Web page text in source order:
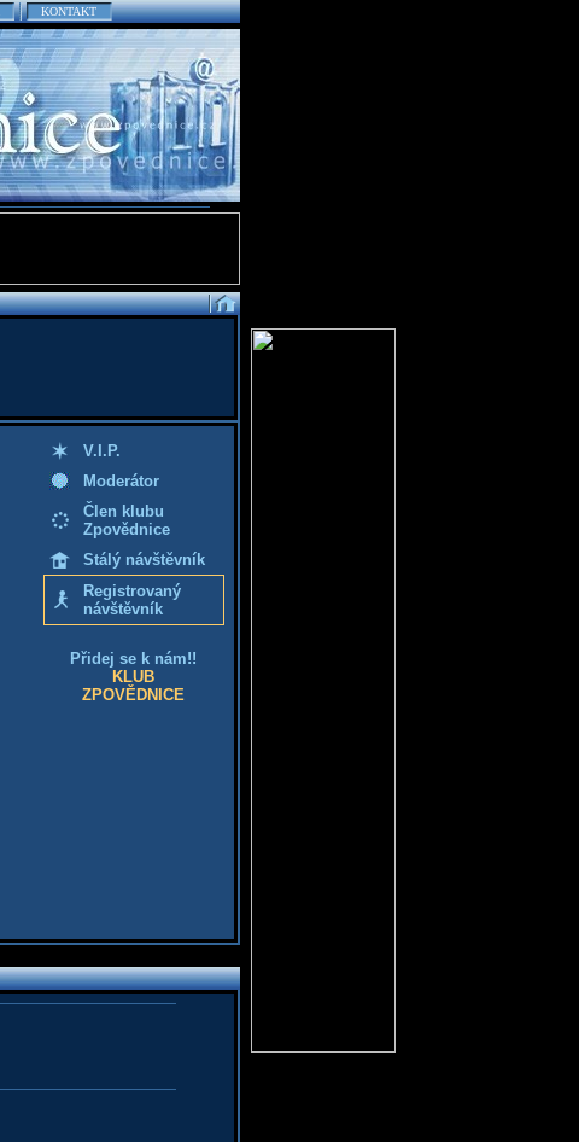
KONTAKT
V.I.P.
Moderátor
Člen klubu
Zpovědnice
Stálý návštěvník
Registrovaný
návštěvník
Přidej se k nám!!
KLUB
ZPOVĚDNICE